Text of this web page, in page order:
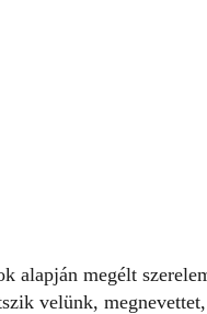
alapján megélt
velünk,